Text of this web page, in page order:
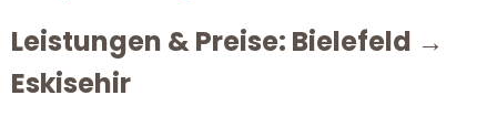
Leistungen & Preise: Bielefeld →
Eskisehir